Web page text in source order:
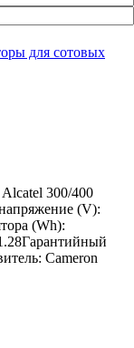
для сотовых
300/400
(V):
(Wh):
Cameron